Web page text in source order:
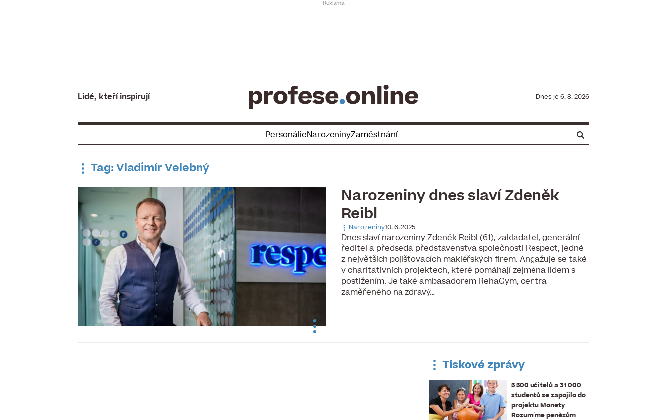
Lidé, kteří inspirují Dnes je 6. 8. 2026
PersonálieNarozeninyZaměstnání
Tag: Vladimír Velebný
Narozeniny dnes slaví Zdeněk
Reibl
Narozeniny10. 6. 2025
Dnes slaví narozeniny Zdeněk Reibl (61), zakladatel, generální
ředitel a předseda představenstva společnosti Respect, jedné
z největších pojišťovacích makléřských firem. Angažuje se také
v charitativních projektech, které pomáhají zejména lidem s
postižením. Je také ambasadorem RehaGym, centra
zaměřeného na zdravý…
Tiskové zprávy
5 500 učitelů a 31 000
studentů se zapojilo do
projektu Monety
Rozumíme penězům